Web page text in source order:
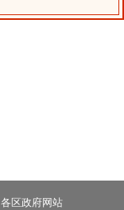
各区政府网站